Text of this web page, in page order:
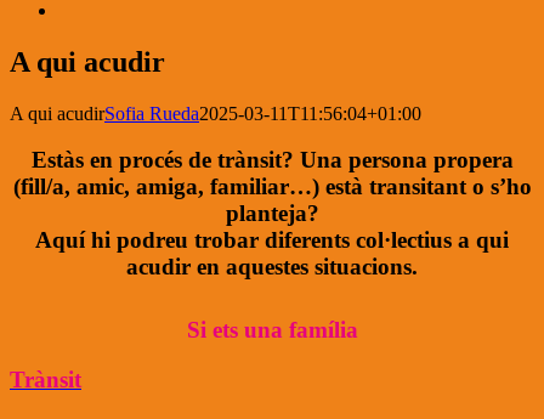
A qui acudir
A qui acudirSofia Rueda2025-03-11T11:56:04+01:00
Estàs en procés de trànsit? Una persona propera
(fill/a, amic, amiga, familiar…) està transitant o s’ho
planteja?
Aquí hi podreu trobar diferents col·lectius a qui
acudir en aquestes situacions.
Si ets una família
Trànsit